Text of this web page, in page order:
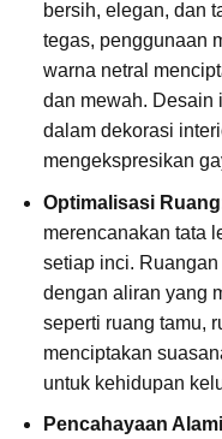
bersih, elegan, dan
tegas, penggunaan
warna netral
dan mewah. Desain
dalam dekorasi
mengekspresikan
Optimalisasi
merencanakan tata
setiap inci.
dengan aliran yang
seperti ruang tamu,
menciptakan
untuk kehidupan
Pencahayaan